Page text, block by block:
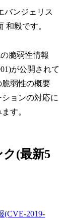
バンジェリス
和毅です。
脆弱性情報
が公開されて
弱性の概要
ョンの対応に
す。
ク(最新5
(CVE-2019-